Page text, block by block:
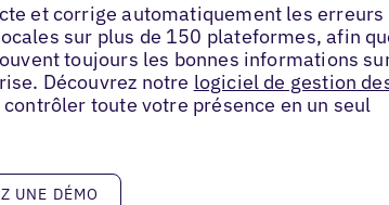
et corrige automatiquement les erreurs
sur plus de 150 plateformes, afin
toujours les bonnes informations
Découvrez notre logiciel de gestion
contrôler toute votre présence en un seul
démo
UNE DÉMO